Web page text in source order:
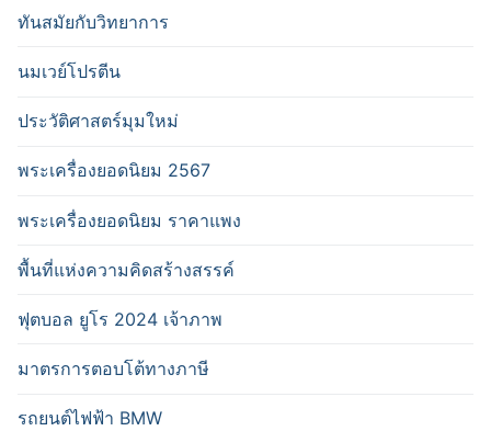
ทันสมัยกับวิทยาการ
นมเวย์โปรตีน
ประวัติศาสตร์มุมใหม่
พระเครื่องยอดนิยม 2567
พระเครื่องยอดนิยม ราคาแพง
พื้นที่แห่งความคิดสร้างสรรค์
ฟุตบอล ยูโร 2024 เจ้าภาพ
มาตรการตอบโต้ทางภาษี
รถยนต์ไฟฟ้า BMW